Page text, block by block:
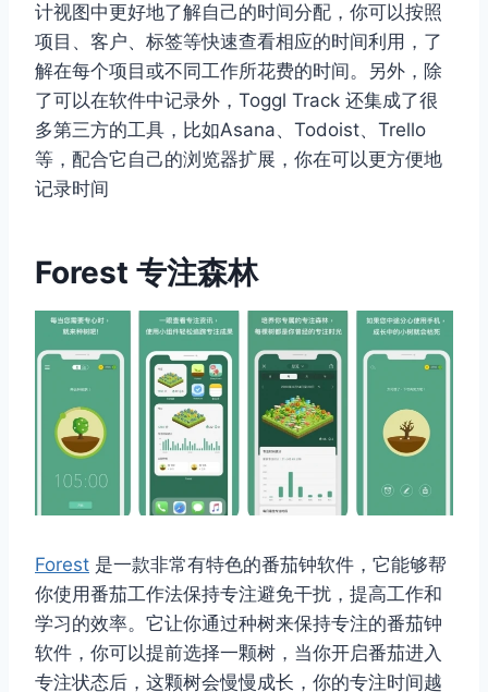
计视图中更好地了解自己的时间分配，你可以按照
项目、客户、标签等快速查看相应的时间利用，了
解在每个项目或不同工作所花费的时间。另外，除
了可以在软件中记录外，Toggl Track 还集成了很
多第三方的工具，比如Asana、Todoist、Trello
等，配合它自己的浏览器扩展，你在可以更方便地
记录时间
Forest 专注森林
Forest 是一款非常有特色的番茄钟软件，它能够帮
你使用番茄工作法保持专注避免干扰，提高工作和
学习的效率。它让你通过种树来保持专注的番茄钟
软件，你可以提前选择一颗树，当你开启番茄进入
专注状态后，这颗树会慢慢成长，你的专注时间越